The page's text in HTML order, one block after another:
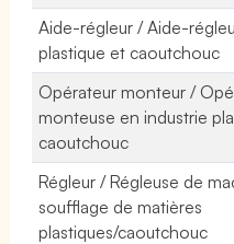
Aide-régleur / Aide-
plastique et caoutchouc
Opérateur monteur /
monteuse en industrie
caoutchouc
Régleur / Régleuse de
soufflage de matières
plastiques/caoutchouc